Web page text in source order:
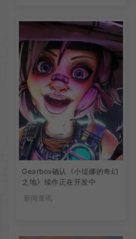
Gearbox确认《小缇娜的奇幻
之地》续作正在开发中
新闻资讯